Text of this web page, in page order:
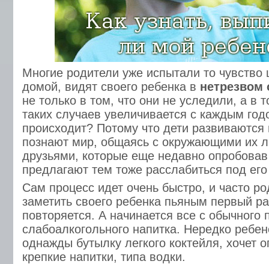
Многие родители уже испытали то чувство
домой, видят своего ребенка в нетрезвом
не только в том, что они не уследили, а в
таких случаев увеличивается с каждым
происходит? Потому что дети
познают мир, общаясь с окружающими их
друзьями, которые еще недавно опробовав
предлагают тем тоже расслабиться под
Сам процесс идет очень быстро, и часто
заметить своего ребенка пьяным первый
повторяется. А начинается все с обычного
слабоалкогольного напитка. Нередко
однажды бутылку легкого коктейля, хочет
крепкие напитки, типа водки.